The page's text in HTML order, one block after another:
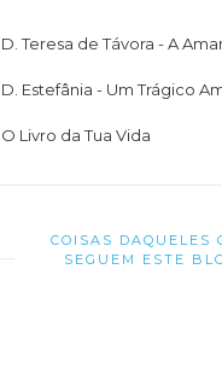
D. Teresa de Távora - A
D. Estefânia - Um Trágico
O Livro da Tua Vida
COISAS DAQUELES
SEGUEM ESTE